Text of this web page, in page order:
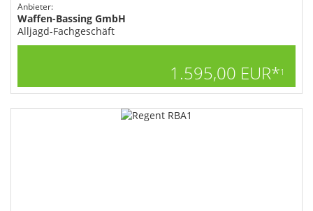
Anbieter:
Waffen-Bassing GmbH
Alljagd-Fachgeschäft
1.595,00 EUR*1